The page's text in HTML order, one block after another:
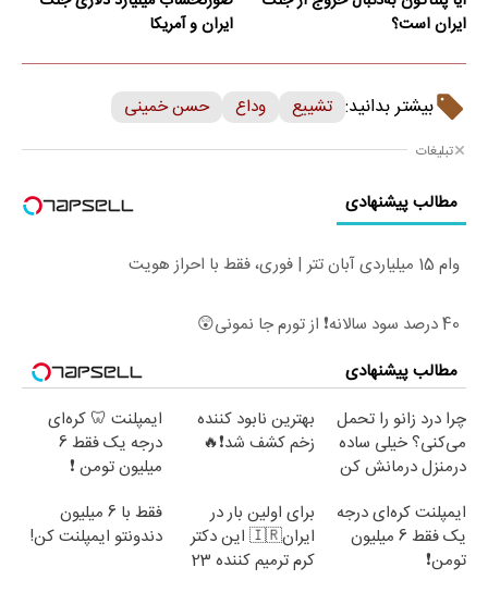
ایران است؟
ایران و آمریکا
بیشتر بدانید: تشییع وداع حسن خمینی
تبلیغات
مطالب پیشنهادی
وام 15 میلیاردی آبان تتر | فوری، فقط با احراز هویت
40 درصد سود سالانه❗ از تورم جا نمونی😲
مطالب پیشنهادی
چرا درد زانو را تحمل
می‌کنی؟ خیلی ساده
درمنزل درمانش کن
بهترین نابود کننده
زخم کشف شد❗🔥
ایمپلنت 🦷 کره‌ای
درجه یک فقط 6
میلیون تومن ❗
ایمپلنت کره‌ای درجه
یک فقط 6 میلیون
تومن❗
برای اولین بار در
ایران🇮🇷 این دکتر
کرم ترمیم کننده 23
فقط با 6 میلیون
دندونتو ایمپلنت کن!